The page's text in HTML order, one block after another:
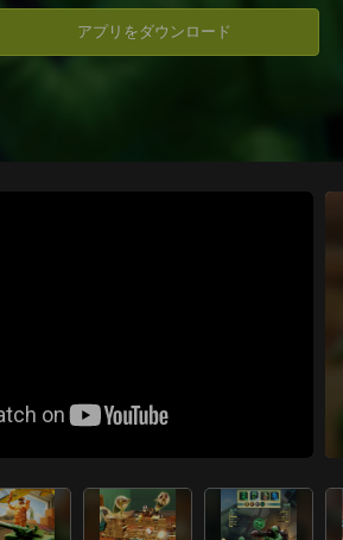
アプリをダウンロード